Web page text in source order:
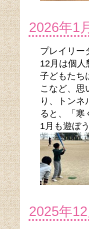
2026年1
プレイリー
12月は個
子どもたち
こなど、思
り、トン
ると、「寒
1月も遊ぼ
2025年